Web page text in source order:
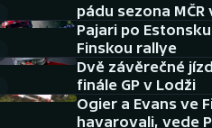
Aplikace ČT sport
AZ kvíz
pádu sezona
Pajari po
Finskou rallye
Dvě závěrečné
finále GP v Lodži
Ogier a Evans ve
havarovali, vede